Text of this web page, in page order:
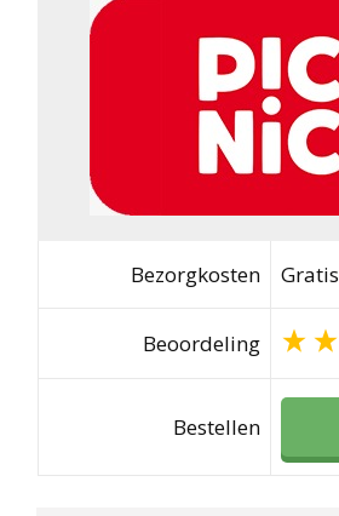
Bezorgkosten Gratis
Beoordeling
Bestellen